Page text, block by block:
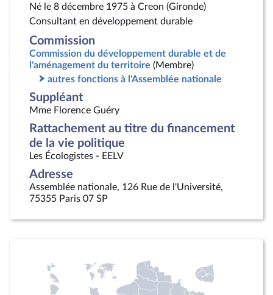
Né le 8 décembre 1975 à Creon (Gironde)
Consultant en développement durable
Commission
Commission du développement durable et de
l'aménagement du territoire (Membre)
autres fonctions à l'Assemblée nationale
Suppléant
Mme Florence Guéry
Rattachement au titre du financement
de la vie politique
Les Écologistes - EELV
Adresse
Assemblée nationale, 126 Rue de l'Université,
75355 Paris 07 SP